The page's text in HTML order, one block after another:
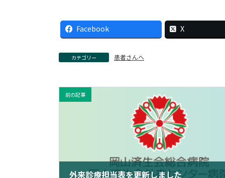
Facebook X
カテゴリー 患者さんへ
前の記事
外来診療担当表を更新しました